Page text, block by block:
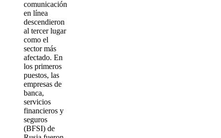
comunicación
en línea
descendieron
al tercer lugar
como el
sector más
afectado. En
los primeros
puestos, las
empresas de
banca,
servicios
financieros y
seguros
(BFSI) de